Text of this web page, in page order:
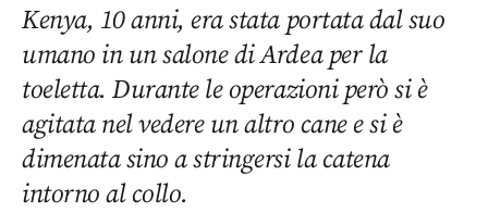
Kenya, 10 anni, era stata portata dal suo
umano in un salone di Ardea per la
toeletta. Durante le operazioni però si è
agitata nel vedere un altro cane e si è
dimenata sino a stringersi la catena
intorno al collo.